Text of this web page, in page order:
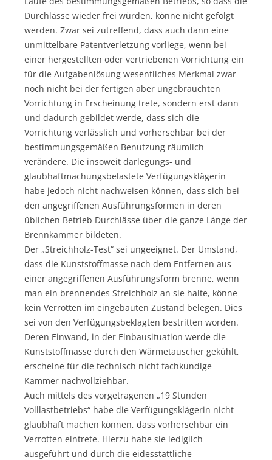
Durchlässe wieder frei würden, könne nicht gefolgt
werden. Zwar sei zutreffend, dass auch dann eine
unmittelbare Patentverletzung vorliege, wenn bei
einer hergestellten oder vertriebenen Vorrichtung ein
für die Aufgabenlösung wesentliches Merkmal zwar
noch nicht bei der fertigen aber ungebrauchten
Vorrichtung in Erscheinung trete, sondern erst dann
und dadurch gebildet werde, dass sich die
Vorrichtung verlässlich und vorhersehbar bei der
bestimmungsgemäßen Benutzung räumlich
verändere. Die insoweit darlegungs- und
glaubhaftmachungsbelastete Verfügungsklägerin
habe jedoch nicht nachweisen können, dass sich bei
den angegriffenen Ausführungsformen in deren
üblichen Betrieb Durchlässe über die ganze Länge der
Brennkammer bildeten.
Der „Streichholz-Test“ sei ungeeignet. Der Umstand,
dass die Kunststoffmasse nach dem Entfernen aus
einer angegriffenen Ausführungsform brenne, wenn
man ein brennendes Streichholz an sie halte, könne
kein Verrotten im eingebauten Zustand belegen. Dies
sei von den Verfügungsbeklagten bestritten worden.
Deren Einwand, in der Einbausituation werde die
Kunststoffmasse durch den Wärmetauscher gekühlt,
erscheine für die technisch nicht fachkundige
Kammer nachvollziehbar.
Auch mittels des vorgetragenen „19 Stunden
Volllastbetriebs“ habe die Verfügungsklägerin nicht
glaubhaft machen können, dass vorhersehbar ein
Verrotten eintrete. Hierzu habe sie lediglich
ausgeführt und durch die eidesstattliche